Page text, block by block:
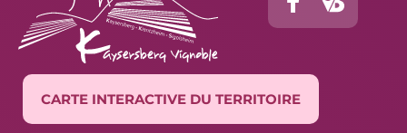
CARTE INTERACTIVE DU TERRITOIRE